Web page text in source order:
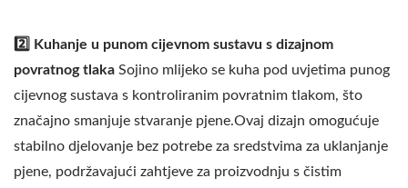
2️⃣ Kuhanje u punom cijevnom sustavu s dizajnom
povratnog tlaka Sojino mlijeko se kuha pod uvjetima punog
cijevnog sustava s kontroliranim povratnim tlakom, što
značajno smanjuje stvaranje pjene.Ovaj dizajn omogućuje
stabilno djelovanje bez potrebe za sredstvima za uklanjanje
pjene, podržavajući zahtjeve za proizvodnju s čistim